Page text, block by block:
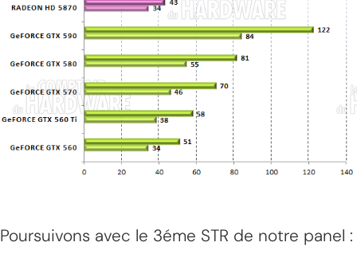
Poursuivons avec le 3éme STR de notre panel :